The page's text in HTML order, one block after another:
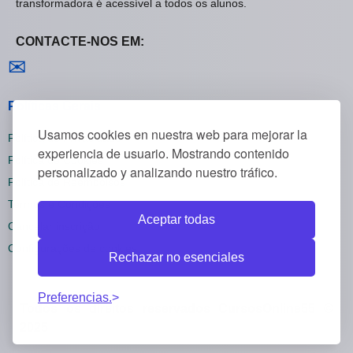
Usamos cookies en nuestra web para mejorar la
experiencia de usuario. Mostrando contenido
personalizado y analizando nuestro tráfico.
Aceptar todas
Rechazar no esenciales
Preferencias.
transformadora é acessível a todos os alunos.
CONTACTE-NOS EM:
✉
Políticas Gerais
Política de Privacidade
Política de Cookies
Política de Reembolsos
Termos e Condições
Cancelar inscrição
Configurações de cookies